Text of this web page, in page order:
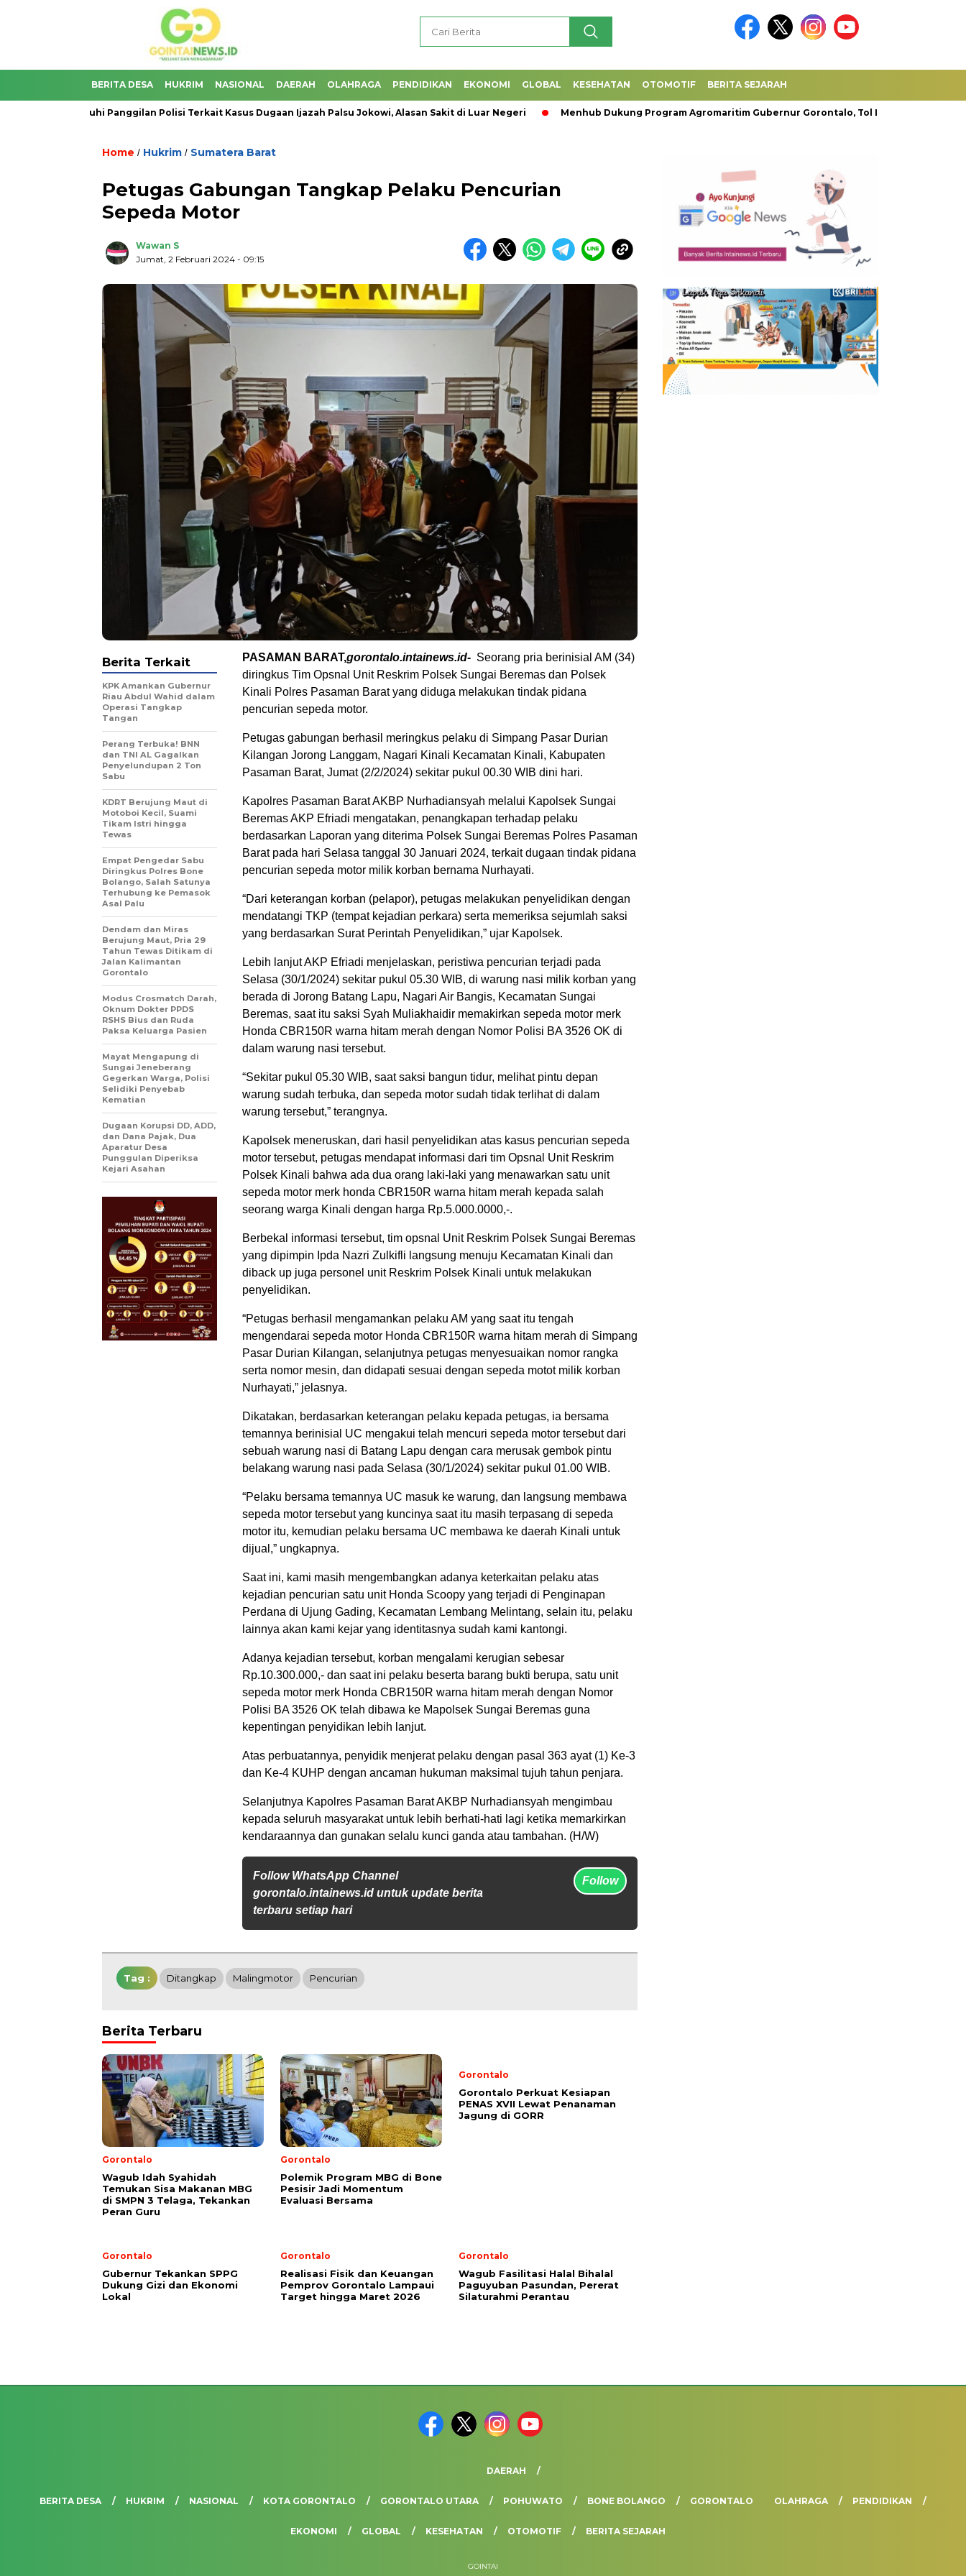
BERITA DESA HUKRIM NASIONAL DAERAH OLAHRAGA PENDIDIKAN EKONOMI GLOBAL KESEHATAN OTOMOTIF BERITA SEJARAH
Penuhi Panggilan Polisi Terkait Kasus Dugaan Ijazah Palsu Jokowi, Alasan Sakit di Luar Negeri Menhub Dukung Program Agromaritim Gubernur Gorontalo, Tol Laut Ternak Kwandang
Home / Hukrim / Sumatera Barat
Petugas Gabungan Tangkap Pelaku Pencurian
Sepeda Motor
Wawan S
Jumat, 2 Februari 2024 - 09:15
PASAMAN BARAT,gorontalo.intainews.id- Seorang pria berinisial AM (34)
diringkus Tim Opsnal Unit Reskrim Polsek Sungai Beremas dan Polsek
Kinali Polres Pasaman Barat yang diduga melakukan tindak pidana
pencurian sepeda motor.
Petugas gabungan berhasil meringkus pelaku di Simpang Pasar Durian
Kilangan Jorong Langgam, Nagari Kinali Kecamatan Kinali, Kabupaten
Pasaman Barat, Jumat (2/2/2024) sekitar pukul 00.30 WIB dini hari.
Kapolres Pasaman Barat AKBP Nurhadiansyah melalui Kapolsek Sungai
Beremas AKP Efriadi mengatakan, penangkapan terhadap pelaku
berdasarkan Laporan yang diterima Polsek Sungai Beremas Polres Pasaman
Barat pada hari Selasa tanggal 30 Januari 2024, terkait dugaan tindak pidana
pencurian sepeda motor milik korban bernama Nurhayati.
“Dari keterangan korban (pelapor), petugas melakukan penyelidikan dengan
mendatangi TKP (tempat kejadian perkara) serta memeriksa sejumlah saksi
yang berdasarkan Surat Perintah Penyelidikan,” ujar Kapolsek.
Lebih lanjut AKP Efriadi menjelaskan, peristiwa pencurian terjadi pada
Selasa (30/1/2024) sekitar pukul 05.30 WIB, di warung nasi milik korban yang
berada di Jorong Batang Lapu, Nagari Air Bangis, Kecamatan Sungai
Beremas, saat itu saksi Syah Muliakhaidir memakirkan sepeda motor merk
Honda CBR150R warna hitam merah dengan Nomor Polisi BA 3526 OK di
dalam warung nasi tersebut.
“Sekitar pukul 05.30 WIB, saat saksi bangun tidur, melihat pintu depan
warung sudah terbuka, dan sepeda motor sudah tidak terlihat di dalam
warung tersebut,” terangnya.
Kapolsek meneruskan, dari hasil penyelidikan atas kasus pencurian sepeda
motor tersebut, petugas mendapat informasi dari tim Opsnal Unit Reskrim
Polsek Kinali bahwa ada dua orang laki-laki yang menawarkan satu unit
sepeda motor merk honda CBR150R warna hitam merah kepada salah
seorang warga Kinali dengan harga Rp.5.000.0000,-.
Berbekal informasi tersebut, tim opsnal Unit Reskrim Polsek Sungai Beremas
yang dipimpin Ipda Nazri Zulkifli langsung menuju Kecamatan Kinali dan
diback up juga personel unit Reskrim Polsek Kinali untuk melakukan
penyelidikan.
“Petugas berhasil mengamankan pelaku AM yang saat itu tengah
mengendarai sepeda motor Honda CBR150R warna hitam merah di Simpang
Pasar Durian Kilangan, selanjutnya petugas menyesuaikan nomor rangka
serta nomor mesin, dan didapati sesuai dengan sepeda motot milik korban
Nurhayati,” jelasnya.
Dikatakan, berdasarkan keterangan pelaku kepada petugas, ia bersama
temannya berinisial UC mengakui telah mencuri sepeda motor tersebut dari
sebuah warung nasi di Batang Lapu dengan cara merusak gembok pintu
belakang warung nasi pada Selasa (30/1/2024) sekitar pukul 01.00 WIB.
“Pelaku bersama temannya UC masuk ke warung, dan langsung membawa
sepeda motor tersebut yang kuncinya saat itu masih terpasang di sepeda
motor itu, kemudian pelaku bersama UC membawa ke daerah Kinali untuk
dijual,” ungkapnya.
Saat ini, kami masih mengembangkan adanya keterkaitan pelaku atas
kejadian pencurian satu unit Honda Scoopy yang terjadi di Penginapan
Perdana di Ujung Gading, Kecamatan Lembang Melintang, selain itu, pelaku
lainnya akan kami kejar yang identitasnya sudah kami kantongi.
Adanya kejadian tersebut, korban mengalami kerugian sebesar
Rp.10.300.000,- dan saat ini pelaku beserta barang bukti berupa, satu unit
sepeda motor merk Honda CBR150R warna hitam merah dengan Nomor
Polisi BA 3526 OK telah dibawa ke Mapolsek Sungai Beremas guna
kepentingan penyidikan lebih lanjut.
Atas perbuatannya, penyidik menjerat pelaku dengan pasal 363 ayat (1) Ke-3
dan Ke-4 KUHP dengan ancaman hukuman maksimal tujuh tahun penjara.
Selanjutnya Kapolres Pasaman Barat AKBP Nurhadiansyah mengimbau
kepada seluruh masyarakat untuk lebih berhati-hati lagi ketika memarkirkan
kendaraannya dan gunakan selalu kunci ganda atau tambahan. (H/W)
Follow WhatsApp Channel
gorontalo.intainews.id untuk update berita
terbaru setiap hari
Follow
Berita Terkait
KPK Amankan Gubernur
Riau Abdul Wahid dalam
Operasi Tangkap
Tangan
Perang Terbuka! BNN
dan TNI AL Gagalkan
Penyelundupan 2 Ton
Sabu
KDRT Berujung Maut di
Motoboi Kecil, Suami
Tikam Istri hingga
Tewas
Empat Pengedar Sabu
Diringkus Polres Bone
Bolango, Salah Satunya
Terhubung ke Pemasok
Asal Palu
Dendam dan Miras
Berujung Maut, Pria 29
Tahun Tewas Ditikam di
Jalan Kalimantan
Gorontalo
Modus Crosmatch Darah,
Oknum Dokter PPDS
RSHS Bius dan Ruda
Paksa Keluarga Pasien
Mayat Mengapung di
Sungai Jeneberang
Gegerkan Warga, Polisi
Selidiki Penyebab
Kematian
Dugaan Korupsi DD, ADD,
dan Dana Pajak, Dua
Aparatur Desa
Punggulan Diperiksa
Kejari Asahan
Tag : Ditangkap Malingmotor Pencurian
Berita Terbaru
Gorontalo
Wagub Idah Syahidah
Temukan Sisa Makanan MBG
di SMPN 3 Telaga, Tekankan
Peran Guru
Gorontalo
Polemik Program MBG di Bone
Pesisir Jadi Momentum
Evaluasi Bersama
Gorontalo
Gorontalo Perkuat Kesiapan
PENAS XVII Lewat Penanaman
Jagung di GORR
Gorontalo
Gubernur Tekankan SPPG
Dukung Gizi dan Ekonomi
Lokal
Gorontalo
Realisasi Fisik dan Keuangan
Pemprov Gorontalo Lampaui
Target hingga Maret 2026
Gorontalo
Wagub Fasilitasi Halal Bihalal
Paguyuban Pasundan, Pererat
Silaturahmi Perantau
BERITA DESA HUKRIM NASIONAL
DAERAH
KOTA GORONTALO GORONTALO UTARA POHUWATO BONE BOLANGO GORONTALO OLAHRAGA PENDIDIKAN
EKONOMI GLOBAL KESEHATAN OTOMOTIF BERITA SEJARAH
GOINTAI